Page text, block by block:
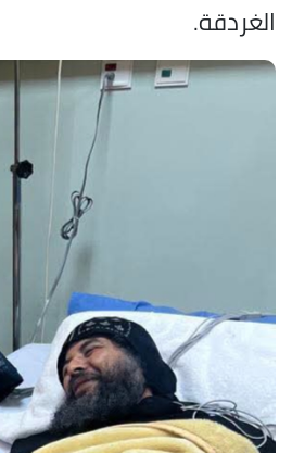
الغردقة.